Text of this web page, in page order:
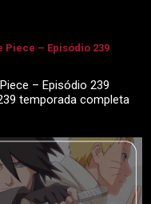
Piece – Episódio 239
– Episódio 239
temporada completa